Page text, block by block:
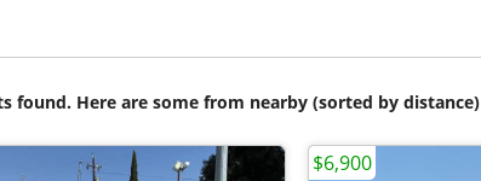
found. Here are some from nearby (sorted by distance)
$6,900